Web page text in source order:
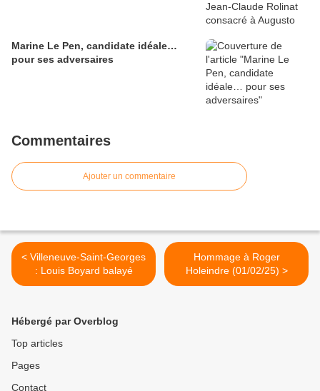
Marine Le Pen, candidate idéale…
pour ses adversaires
Commentaires
Ajouter un commentaire
< Villeneuve-Saint-Georges
: Louis Boyard balayé
Hommage à Roger
Holeindre (01/02/25) >
Hébergé par Overblog
Top articles
Pages
Contact